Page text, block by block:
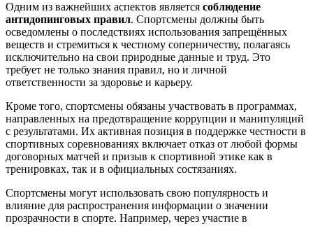
Одним из важнейших аспектов является соблюдение
антидопинговых правил. Спортсмены должны быть
осведомлены о последствиях использования запрещённых
веществ и стремиться к честному соперничеству, полагаясь
исключительно на свои природные данные и труд. Это
требует не только знания правил, но и личной
ответственности за здоровье и карьеру.
Кроме того, спортсмены обязаны участвовать в программах,
направленных на предотвращение коррупции и манипуляций
с результатами. Их активная позиция в поддержке честности в
спортивных соревнованиях включает отказ от любой формы
договорных матчей и призыв к спортивной этике как в
тренировках, так и в официальных состязаниях.
Спортсмены могут использовать свою популярность и
влияние для распространения информации о значении
прозрачности в спорте. Например, через участие в